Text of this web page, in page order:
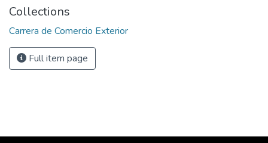
Collections
Carrera de Comercio Exterior
Full item page